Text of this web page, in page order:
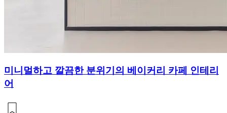
미니멀하고 깔끔한 분위기의 베이커리 카페 인테리
어